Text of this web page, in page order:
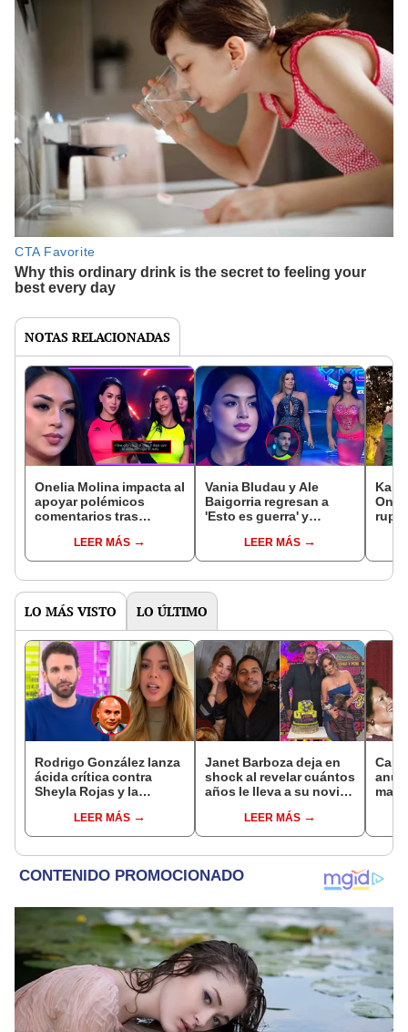
NOTAS RELACIONADAS
Onelia Molina impacta al
apoyar polémicos
comentarios tras
a 'Esto es guerra': "El
karma llega..."
LEER MÁS
Vania Bludau y Ale
Baigorria regresan a
'Esto es guerra' y
reacciones de Mario
Irivarren y Onelia Molina
LEER MÁS
LO MÁS VISTO LO ÚLTIMO
Rodrigo González lanza
ácida crítica contra
Sheyla Rojas y la
relación con su hijo: "Te
has dedicado a buscar
LEER MÁS
Janet Barboza deja en
shock al revelar cuántos
años le lleva a su novio
plenitud”LEER MÁS